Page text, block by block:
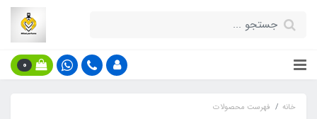
0
خانه
فهرست محصولات